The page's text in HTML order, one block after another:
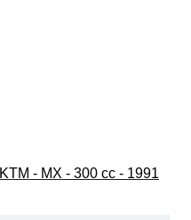
KTM - MX - 300 cc - 1991